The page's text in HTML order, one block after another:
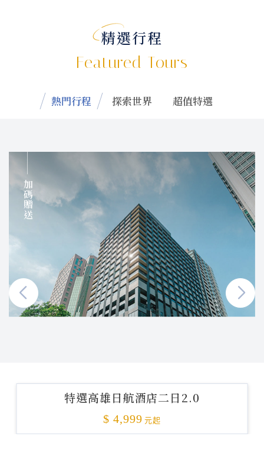
精選行程
Featured Tours
熱門行程 探索世界 超值特選
加碼贈送
特選高雄日航酒店二日2.0
$ 4,999 元起